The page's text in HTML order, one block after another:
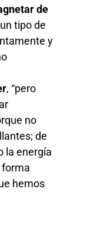
de
tipo de
y
, “pero
no
de
la energía
forma
hemos